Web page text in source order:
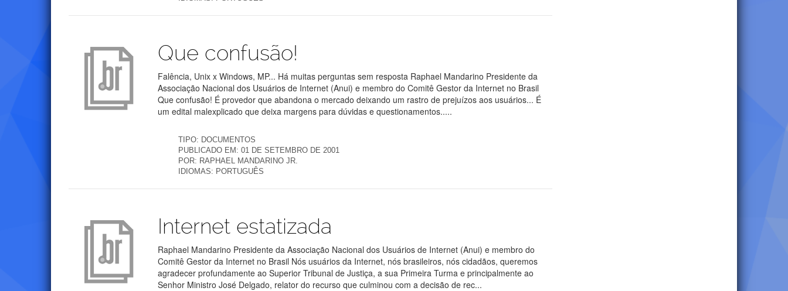
PublicaçõesQue confusão!
Falência, Unix x Windows, MP... Há muitas perguntas sem resposta Raphael Mandarino Presidente da
Associação Nacional dos Usuários de Internet (Anui) e membro do Comitê Gestor da Internet no Brasil
Que confusão! É provedor que abandona o mercado deixando um rastro de prejuízos aos usuários... É
um edital malexplicado que deixa margens para dúvidas e questionamentos.....
TIPO: DOCUMENTOS
PUBLICADO EM: 01 DE SETEMBRO DE 2001
POR: RAPHAEL MANDARINO JR.
IDIOMAS: PORTUGUÊS
PublicaçõesInternet estatizada
Raphael Mandarino Presidente da Associação Nacional dos Usuários de Internet (Anui) e membro do
Comitê Gestor da Internet no Brasil Nós usuários da Internet, nós brasileiros, nós cidadãos, queremos
agradecer profundamente ao Superior Tribunal de Justiça, a sua Primeira Turma e principalmente ao
Senhor Ministro José Delgado, relator do recurso que culminou com a decisão de rec...